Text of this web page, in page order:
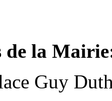
de la
Guy